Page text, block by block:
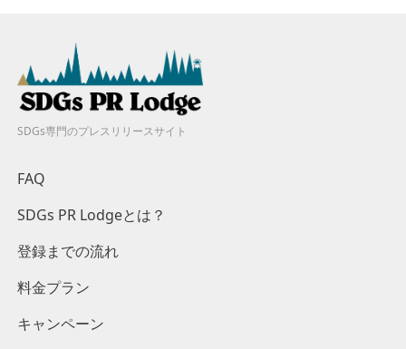
SDGs専門のプレスリリースサイト
FAQ
SDGs PR Lodgeとは？
登録までの流れ
料金プラン
キャンペーン